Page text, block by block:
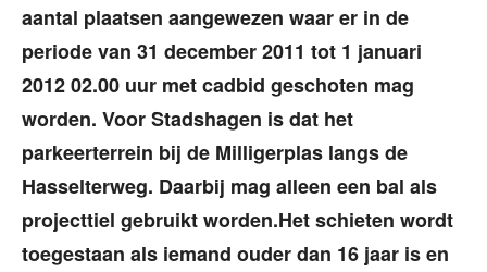
aantal plaatsen aangewezen waar er in de
periode van 31 december 2011 tot 1 januari
2012 02.00 uur met cadbid geschoten mag
worden. Voor Stadshagen is dat het
parkeerterrein bij de Milligerplas langs de
Hasselterweg. Daarbij mag alleen een bal als
projecttiel gebruikt worden.Het schieten wordt
toegestaan als iemand ouder dan 16 jaar is en